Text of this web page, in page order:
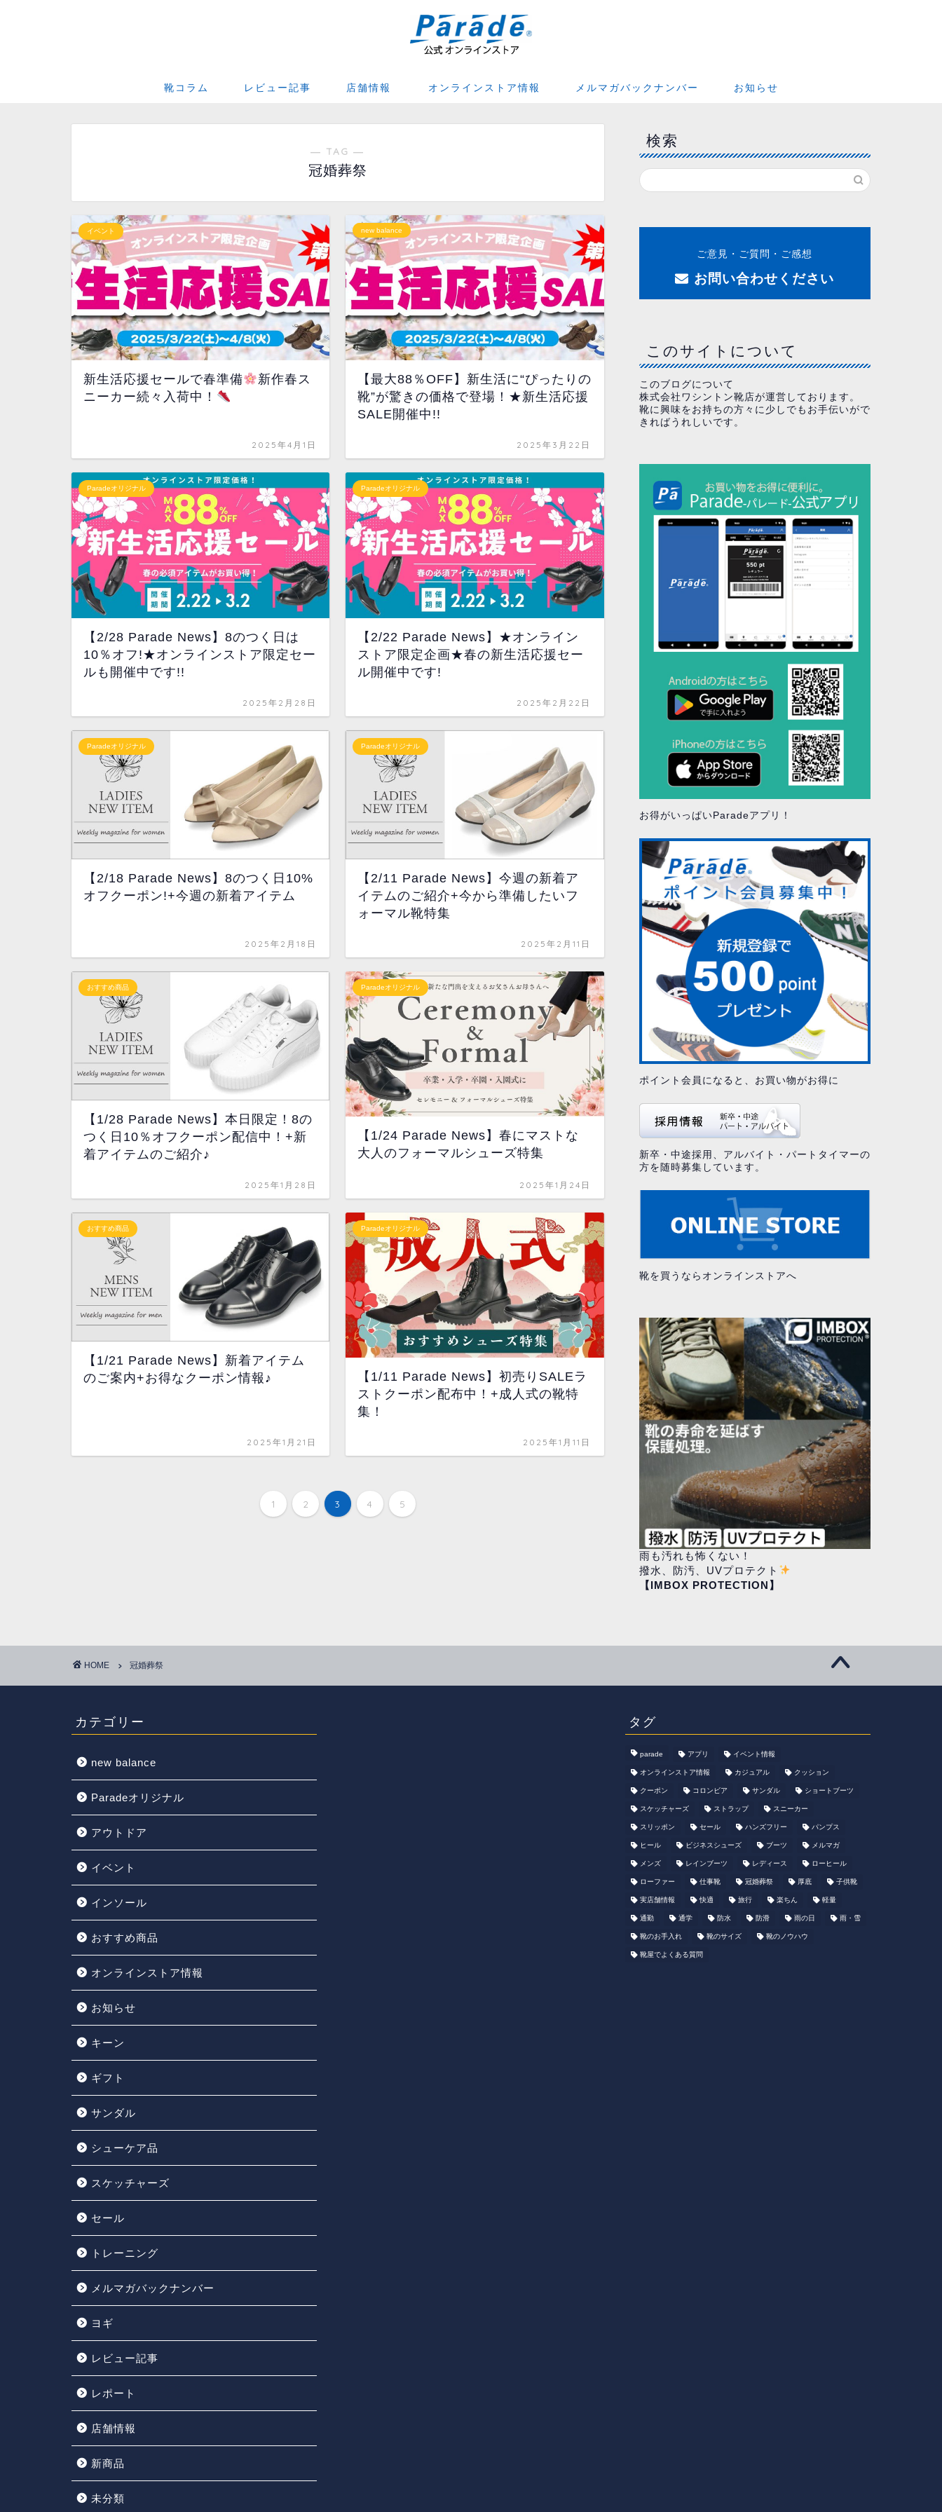
靴コラム レビュー記事 店舗情報 オンラインストア情報 メルマガバックナンバー お知らせ
― TAG ―
冠婚葬祭
イベント
新生活応援セールで春準備
新作春ス
ニーカー続々入荷中！
2025年4月1日
new balance
【最大88％OFF】新生活に“ぴったりの
靴”が驚きの価格で登場！★新生活応援
SALE開催中!!
2025年3月22日
Paradeオリジナル
【2/28 Parade News】8のつく日は
10％オフ!★オンラインストア限定セー
ルも開催中です!!
2025年2月28日
Paradeオリジナル
【2/22 Parade News】★オンライン
ストア限定企画★春の新生活応援セー
ル開催中です!
2025年2月22日
Paradeオリジナル
【2/18 Parade News】8のつく日10%
オフクーポン!+今週の新着アイテム
2025年2月18日
Paradeオリジナル
【2/11 Parade News】今週の新着ア
イテムのご紹介+今から準備したいフ
ォーマル靴特集
2025年2月11日
おすすめ商品
【1/28 Parade News】本日限定！8の
つく日10％オフクーポン配信中！+新
着アイテムのご紹介♪
2025年1月28日
Paradeオリジナル
【1/24 Parade News】春にマストな
大人のフォーマルシューズ特集
2025年1月24日
おすすめ商品
【1/21 Parade News】新着アイテム
のご案内+お得なクーポン情報♪
2025年1月21日
Paradeオリジナル
【1/11 Parade News】初売りSALEラ
ストクーポン配布中！+成人式の靴特
集！
2025年1月11日
1 2 3 4 5
検索
ご意見・ご質問・ご感想
お問い合わせください
このサイトについて
このブログについて
株式会社ワシントン靴店が運営しております。
靴に興味をお持ちの方々に少しでもお手伝いがで
きればうれしいです。
お得がいっぱいParadeアプリ！
ポイント会員になると、お買い物がお得に
新卒・中途採用、アルバイト・パートタイマーの
方を随時募集しています。
靴を買うならオンラインストアへ
雨も汚れも怖くない！
撥水、防汚、UVプロテクト
【IMBOX PROTECTION】
HOME 冠婚葬祭
カテゴリー
new balance
Paradeオリジナル
アウトドア
イベント
インソール
おすすめ商品
オンラインストア情報
お知らせ
キーン
ギフト
サンダル
シューケア品
スケッチャーズ
セール
トレーニング
メルマガバックナンバー
ヨギ
レビュー記事
レポート
店舗情報
新商品
未分類
タグ
parade アプリ イベント情報
オンラインストア情報 カジュアル クッション
クーポン コロンビア サンダル ショートブーツ
スケッチャーズ ストラップ スニーカー
スリッポン セール ハンズフリー パンプス
ヒール ビジネスシューズ ブーツ メルマガ
メンズ レインブーツ レディース ローヒール
ローファー 仕事靴 冠婚葬祭 厚底 子供靴
実店舗情報 快適 旅行 楽ちん 軽量
通勤 通学 防水 防滑 雨の日 雨・雪
靴のお手入れ 靴のサイズ 靴のノウハウ
靴屋でよくある質問